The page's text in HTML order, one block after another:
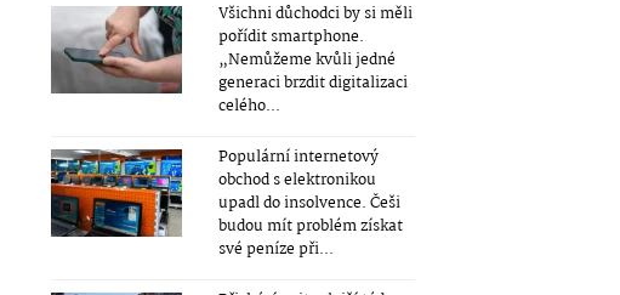
Všichni důchodci by si měli
pořídit smartphone.
„Nemůžeme kvůli jedné
generaci brzdit digitalizaci
celého...
Populární internetový
obchod s elektronikou
upadl do insolvence. Češi
budou mít problém získat
své peníze při...